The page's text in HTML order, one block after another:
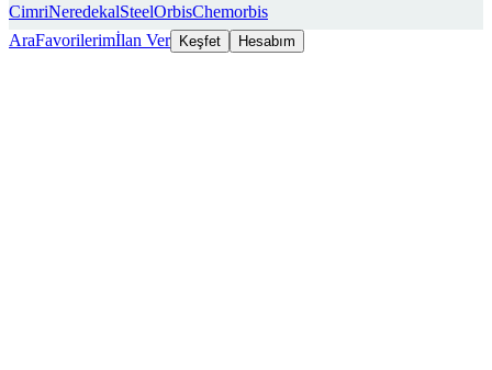
CimriNeredekalSteelOrbisChemorbis
AraFavorilerimİlan Ver Keşfet Hesabım